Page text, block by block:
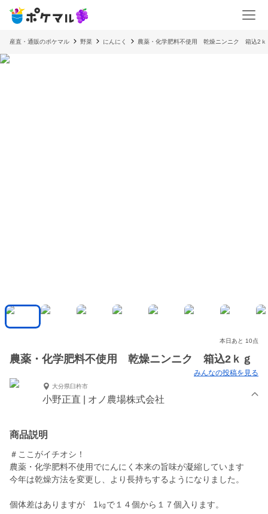
産直・通販のポケマル 野菜 にんにく 農薬・化学肥料不使用 乾燥ニンニク 箱込2ｋ
本日あと 10点
農薬・化学肥料不使用 乾燥ニンニク 箱込2ｋｇ
みんなの投稿を見る
大分県臼杵市
小野正直 | オノ農場株式会社
商品説明
＃ここがイチオシ！
農薬・化学肥料不使用でにんにく本来の旨味が凝縮しています
今年は乾燥方法を変更し、より長持ちするようになりました。